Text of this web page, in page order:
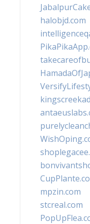
halobjd.com
mpzin.com
stcreal.com